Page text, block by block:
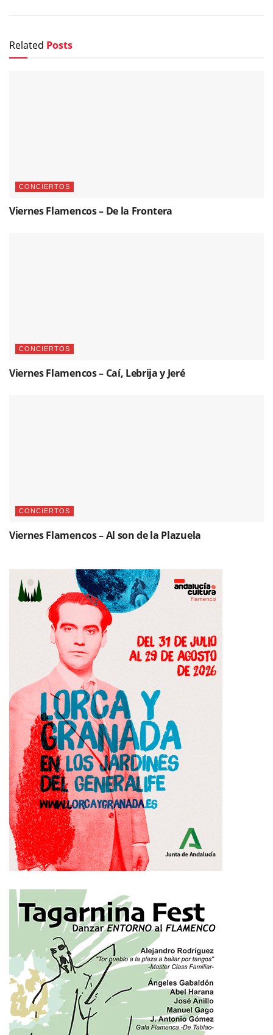
Related Posts
CONCIERTOS
Viernes Flamencos – De la Frontera
CONCIERTOS
Viernes Flamencos – Caí, Lebrija y Jeré
CONCIERTOS
Viernes Flamencos – Al son de la Plazuela